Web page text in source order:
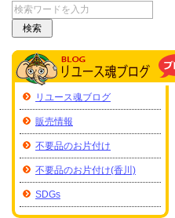
リユース魂ブログ
販売情報
不要品のお片付け
不要品のお片付け(香川)
SDGs